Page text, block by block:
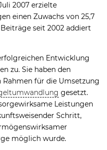
2007 erzielte
einen Zuwachs von 25,7
seit 2002 addiert
Entwicklung
zu. Sie haben den
für die Umsetzung
gesetzt.
Leistungen
Schritt,
möglich wurde.